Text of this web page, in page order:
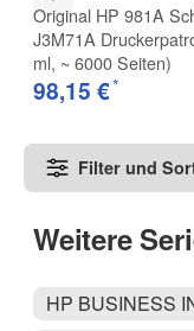
Original HP 981A
J3M71A
ml, ~ 6000 Seiten)
98,15 €*
Filter und
Weitere
HP BUSINESS